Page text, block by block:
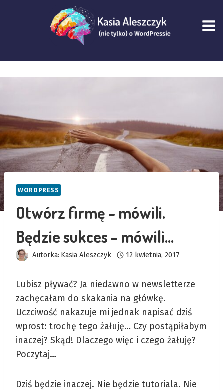
WORDPRESS
Otwórz firmę – mówili.
Będzie sukces – mówili…
Autorka: Kasia Aleszczyk 12 kwietnia, 2017
Lubisz pływać? Ja niedawno w newsletterze
zachęcałam do skakania na główkę.
Uczciwość nakazuje mi jednak napisać dziś
wprost: trochę tego żałuję… Czy postąpiłabym
inaczej? Skąd! Dlaczego więc i czego żałuję?
Poczytaj…
Dziś będzie inaczej. Nie będzie tutoriala. Nie